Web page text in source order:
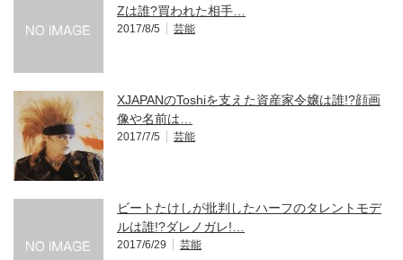
Zは誰?買われた相手…
2017/8/5 芸能
XJAPANのToshiを支えた資産家令嬢は誰!?顔画
像や名前は…
2017/7/5 芸能
ビートたけしが批判したハーフのタレントモデ
ルは誰!?ダレノガレ!…
2017/6/29 芸能